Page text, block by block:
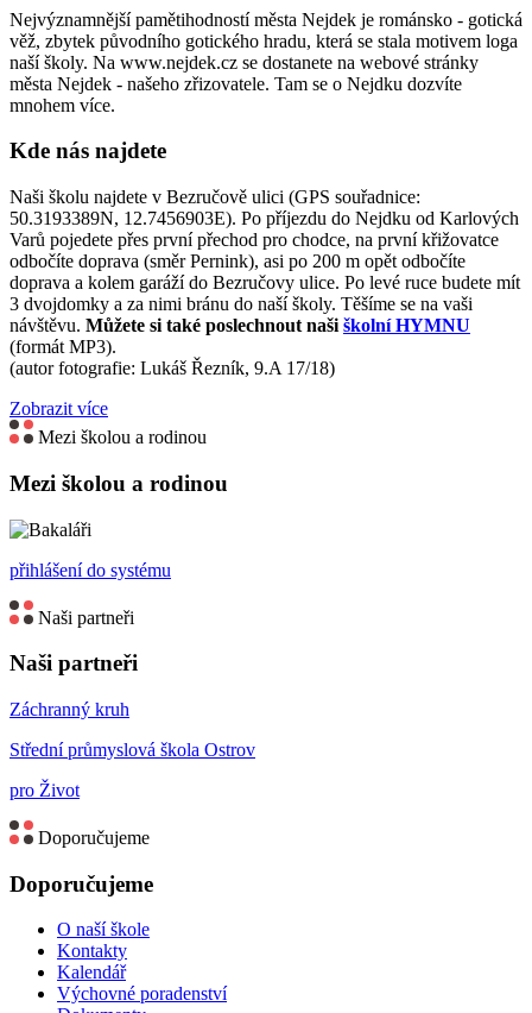
Nejvýznamnější pamětihodností města Nejdek je románsko - gotická
věž, zbytek původního gotického hradu, která se stala motivem loga
naší školy. Na www.nejdek.cz se dostanete na webové stránky
města Nejdek - našeho zřizovatele. Tam se o Nejdku dozvíte
mnohem více.
Kde nás najdete
Naši školu najdete v Bezručově ulici (GPS souřadnice:
50.3193389N, 12.7456903E). Po příjezdu do Nejdku od Karlových
Varů pojedete přes první přechod pro chodce, na první křižovatce
odbočíte doprava (směr Pernink), asi po 200 m opět odbočíte
doprava a kolem garáží do Bezručovy ulice. Po levé ruce budete mít
3 dvojdomky a za nimi bránu do naší školy. Těšíme se na vaši
návštěvu. Můžete si také poslechnout naši školní HYMNU
(formát MP3).
(autor fotografie: Lukáš Řezník, 9.A 17/18)
Zobrazit více
Mezi školou a rodinou
Mezi školou a rodinou
přihlášení do systému
Naši partneři
Naši partneři
Záchranný kruh
Střední průmyslová škola Ostrov
pro Život
Doporučujeme
Doporučujeme
O naší škole
Kontakty
Kalendář
Výchovné poradenství